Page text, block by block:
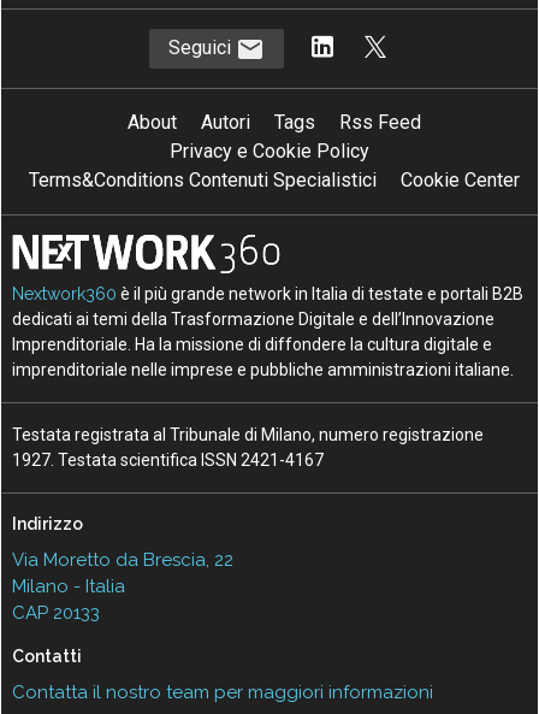
Seguici
About Autori Tags
Rss Feed
Privacy e Cookie Policy
Terms&Conditions Contenuti Specialistici
Cookie Center
Nextwork360 è il più grande network in Italia di testate e portali B2B
dedicati ai temi della Trasformazione Digitale e dell’Innovazione
Imprenditoriale. Ha la missione di diffondere la cultura digitale e
imprenditoriale nelle imprese e pubbliche amministrazioni italiane.
Testata registrata al Tribunale di Milano, numero registrazione
1927. Testata scientifica ISSN 2421-4167
Indirizzo
Via Moretto da Brescia, 22
Milano - Italia
CAP 20133
Contatti
Contatta il nostro team per maggiori informazioni